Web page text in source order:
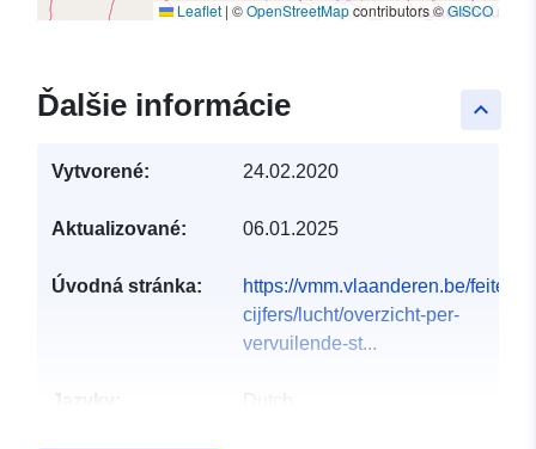
Leaflet | ©OpenStreetMapcontributors ©GISCO
keyboard_arrow_up
Ďalšie informácie
Vytvorené: 24.02.2020
Aktualizované: 06.01.2025
Úvodná stránka:
https://vmm.vlaanderen.be/feiten-
cijfers/lucht/overzicht-per-
vervuilende-st...
Jazyky: Dutch